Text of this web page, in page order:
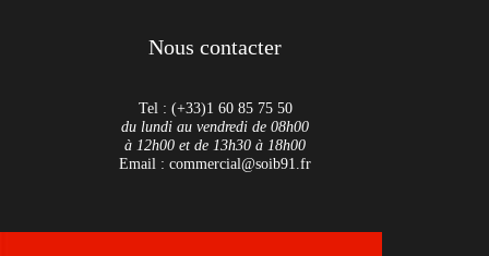
Nous contacter
Tel : (+33)1 60 85 75 50
du lundi au vendredi de 08h00
à 12h00 et de 13h30 à 18h00
Email : commercial@soib91.fr